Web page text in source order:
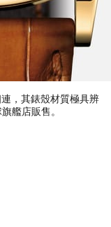
，其錶殼材質極具辨
艦店販售。